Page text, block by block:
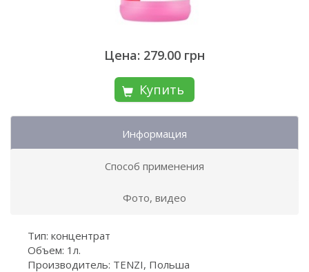
Цена: 279.00 грн
Купить
Информация
Способ применения
Фото, видео
Тип: концентрат
Объем: 1л.
Производитель: TENZI, Польша